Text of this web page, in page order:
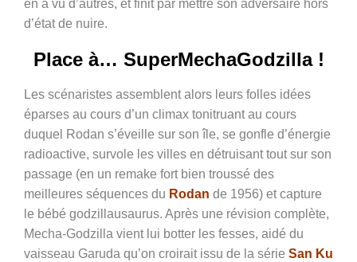
en a vu d’autres, et finit par mettre son adversaire hors
d’état de nuire.
Place à… SuperMechaGodzilla !
Les scénaristes assemblent alors leurs folles idées
éparses au cours d’un climax tonitruant au cours
duquel Rodan s’éveille sur son île, se gonfle d’énergie
radioactive, survole les villes en détruisant tout sur son
passage (en un remake fort bien troussé des
meilleures séquences du Rodan de 1956) et capture
le bébé godzillausaurus. Après une révision complète,
Mecha-Godzilla vient lui botter les fesses, aidé du
vaisseau Garuda qu’on croirait issu de la série San Ku